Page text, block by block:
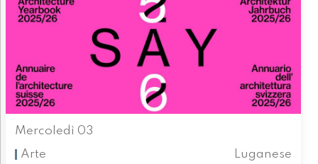
Mercoledì 03
Arte
Luganese